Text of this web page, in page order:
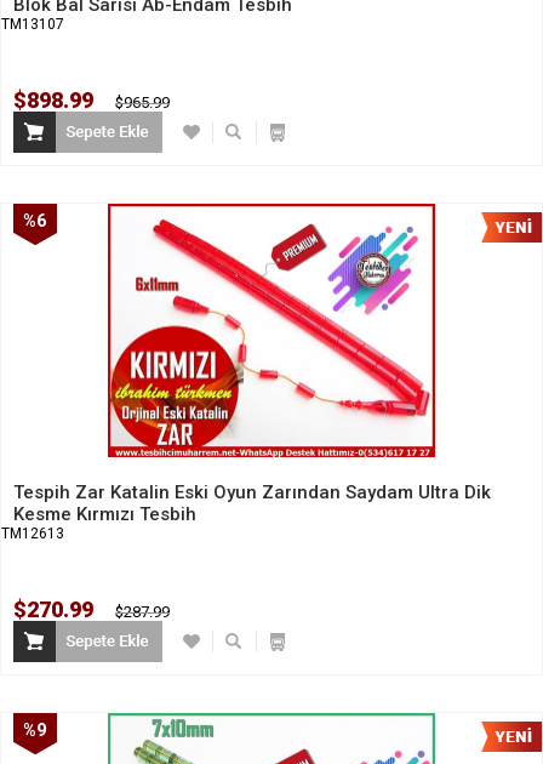
Blok Bal Sarısı Ab-Endam Tesbih
TM13107
$898.99 $965.99
Tespih Zar Katalin Eski Oyun Zarından Saydam Ultra Dik
Kesme Kırmızı Tesbih
TM12613
$270.99 $287.99
%6
%9